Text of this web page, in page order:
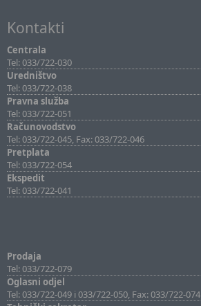
Kontakti
Centrala
Tel: 033/722-030
Uredništvo
Tel: 033/722-038
Pravna služba
Tel: 033/722-051
Računovodstvo
Tel: 033/722-045, Fax: 033/722-046
Pretplata
Tel: 033/722-054
Ekspedit
Tel: 033/722-041
Prodaja
Tel: 033/722-079
Oglasni odjel
Tel: 033/722-049 i 033/722-050, Fax: 033/722-074